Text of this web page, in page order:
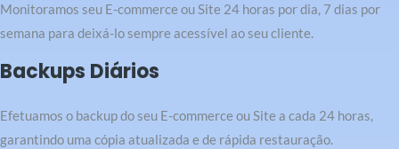
Monitoramos seu E-commerce ou Site 24 horas por dia, 7 dias por
semana para deixá-lo sempre acessível ao seu cliente.
Backups Diários
Efetuamos o backup do seu E-commerce ou Site a cada 24 horas,
garantindo uma cópia atualizada e de rápida restauração.